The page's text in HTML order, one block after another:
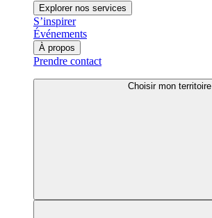
Explorer nos services
S’inspirer
Événements
À propos
Prendre contact
Choisir mon territoire